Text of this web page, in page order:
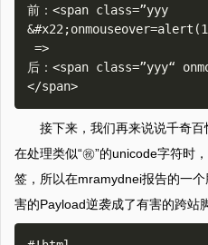
前：<span class=”yyy
后：<span class=”yyy“
接下来，我们再来说说千奇
在处理类似“㊗”的unicode字符时
签，所以在mramydnei报告的一
害的Payload逆袭成了有害的跨站